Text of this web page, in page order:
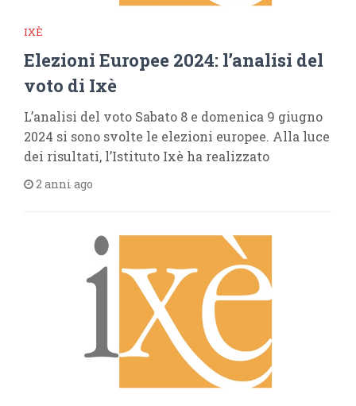
IXÈ
Elezioni Europee 2024: l’analisi del
voto di Ixè
L’analisi del voto Sabato 8 e domenica 9 giugno
2024 si sono svolte le elezioni europee. Alla luce
dei risultati, l’Istituto Ixè ha realizzato
2 anni ago